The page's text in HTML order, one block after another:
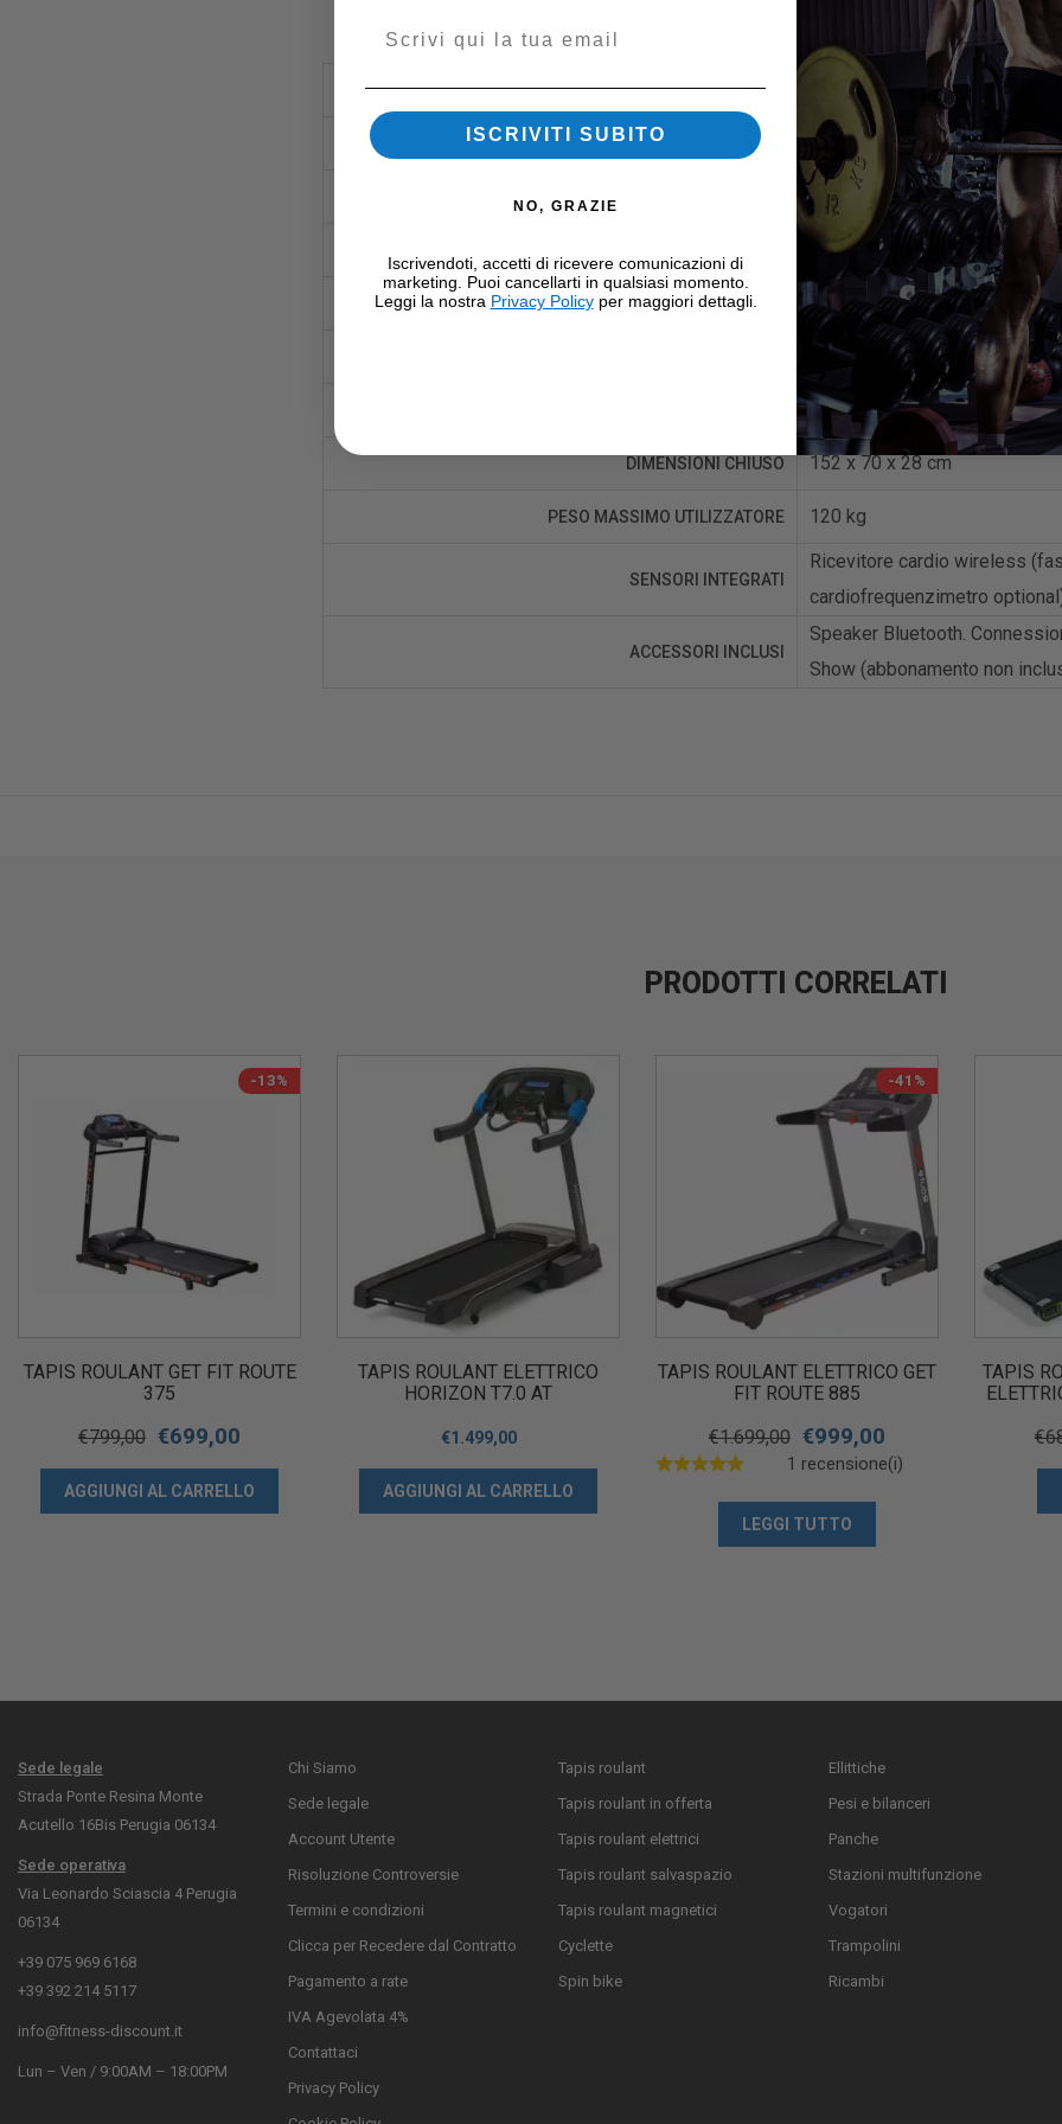
Brand Movi Fitness
MOTORE 1,75 CHP Continui – 2,5 HP
0,8 – 12 Km/h
42 x 120 cm
DISPLAY 4 finestre LED bianchi
152 x 70 x 142 cm
DIMENSIONI CHIUSO 152 x 70 x 28 cm
PESO MASSIMO UTILIZZATORE 120 kg
SENSORI INTEGRATI
Ricevitore cardio wireless
cardiofrequenzimetro
ACCESSORI INCLUSI
Speaker Bluetooth.
Show (abbonamento non
PRODOTTI CORRELATI
-13%
TAPIS ROULANT GET FIT ROUTE
375
€799,00 €699,00
AGGIUNGI AL CARRELLO
TAPIS ROULANT ELETTRICO
HORIZON T7.0 AT
€1.499,00
AGGIUNGI AL CARRELLO
-41%
TAPIS ROULANT ELETTRICO GET
FIT ROUTE 885
€1.699,00 €999,00
1 recensione(i)
LEGGI TUTTO
TAPIS
€
Sede legale
Strada Ponte Resina Monte
Acutello 16Bis Perugia 06134
Sede operativa
Via Leonardo Sciascia 4 Perugia
06134
+39 075 969 6168
+39 392 214 5117
info@fitness-discount.it
Lun – Ven / 9:00AM – 18:00PM
Chi Siamo
Sede legale
Account Utente
Risoluzione Controversie
Termini e condizioni
Clicca per Recedere dal Contratto
Pagamento a rate
IVA Agevolata 4%
Contattaci
Privacy Policy
Tapis roulant
Tapis roulant in offerta
Tapis roulant elettrici
Tapis roulant salvaspazio
Tapis roulant magnetici
Cyclette
Spin bike
Ellittiche
Pesi e bilanceri
Panche
Stazioni multifunzione
Vogatori
Trampolini
Ricambi
ISCRIVITI SUBITO
NO, GRAZIE
Iscrivendoti, accetti di ricevere comunicazioni di
marketing. Puoi cancellarti in qualsiasi momento.
Leggi la nostra Privacy Policyper maggiori dettagli.